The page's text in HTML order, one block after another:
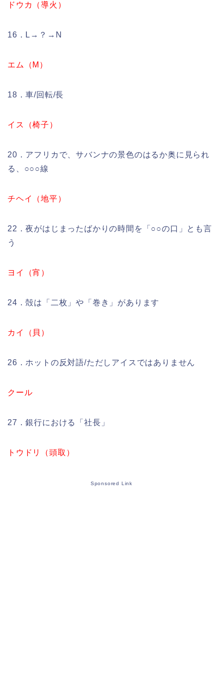
ドウカ（導火）
16．L→？→N
エム（M）
18．車/回転/長
イス（椅子）
20．アフリカで、サバンナの景色のはるか奥に見られ
る、○○○線
チヘイ（地平）
22．夜がはじまったばかりの時間を「○○の口」とも言
う
ヨイ（宵）
24．殻は「二枚」や「巻き」があります
カイ（貝）
26．ホットの反対語/ただしアイスではありません
クール
27．銀行における「社長」
トウドリ（頭取）
Sponsored Link